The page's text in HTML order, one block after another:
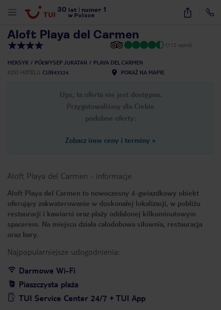
30 lat numer 1
w Polsce
37
Aloft Playa del Carmen
(112 opinii)
MEKSYK PÓŁWYSEP JUKATAN
PLAYA DEL CARMEN
KOD HOTELU CUN43324 POKAŻ NA MAPIE
Ups, ta oferta nie jest dostępna.
Przygotowaliśmy dla Ciebie
podobne oferty:
Zobacz inne ceny i terminy »
Aloft Playa del Carmen - informacje
Aloft Playa del Carmen to nowoczesny 4-gwiazdkowy obiekt
oferujący zakwaterowanie w doskonałej lokalizacji, w pobliżu
restauracji i kawiarni oraz plaży oddalonej kilkuminutowym
spacerem. Na miejscu działa całodobowa siłownia, restauracja
oraz bary.
Najpopularniejsze udogodnienia:
Darmowe Wi-Fi
Piaszczysta plaża
TUI Service Center 24/7 + TUI App